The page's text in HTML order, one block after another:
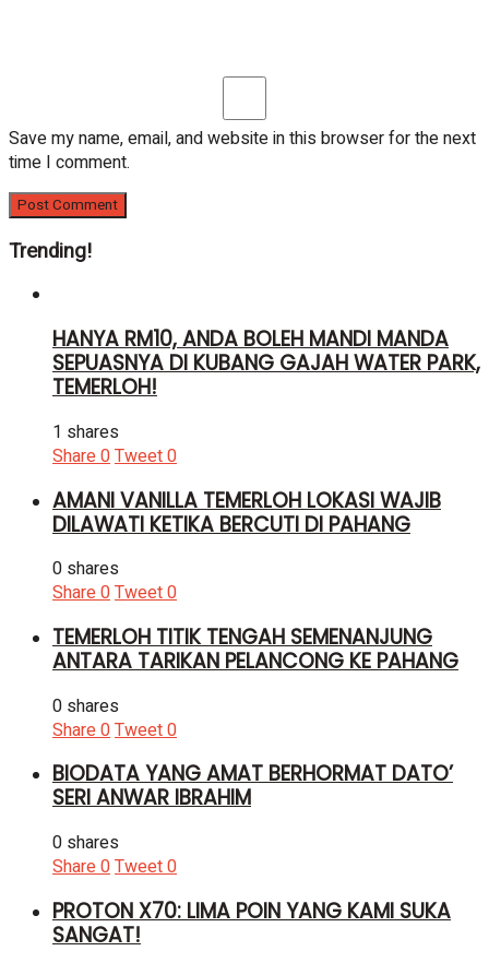
Save my name, email, and website in this browser for the next
time I comment.
Trending!
HANYA RM10, ANDA BOLEH MANDI MANDA
SEPUASNYA DI KUBANG GAJAH WATER PARK,
TEMERLOH!
1 shares
Share0Tweet0
AMANI VANILLA TEMERLOH LOKASI WAJIB
DILAWATI KETIKA BERCUTI DI PAHANG
0 shares
Share0Tweet0
TEMERLOH TITIK TENGAH SEMENANJUNG
ANTARA TARIKAN PELANCONG KE PAHANG
0 shares
Share0Tweet0
BIODATA YANG AMAT BERHORMAT DATO’
SERI ANWAR IBRAHIM
0 shares
Share0Tweet0
PROTON X70: LIMA POIN YANG KAMI SUKA
SANGAT!